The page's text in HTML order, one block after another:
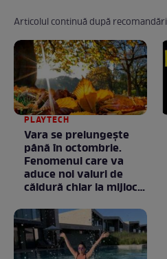
Articolul continuă după recomandări
PLAYTECH
Vara se prelungeşte
până în octombrie.
Fenomenul care va
aduce noi valuri de
căldură chiar la mijlocul